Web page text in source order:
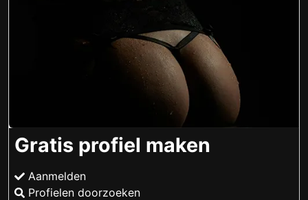
Gratis profiel maken
Aanmelden
Profielen doorzoeken